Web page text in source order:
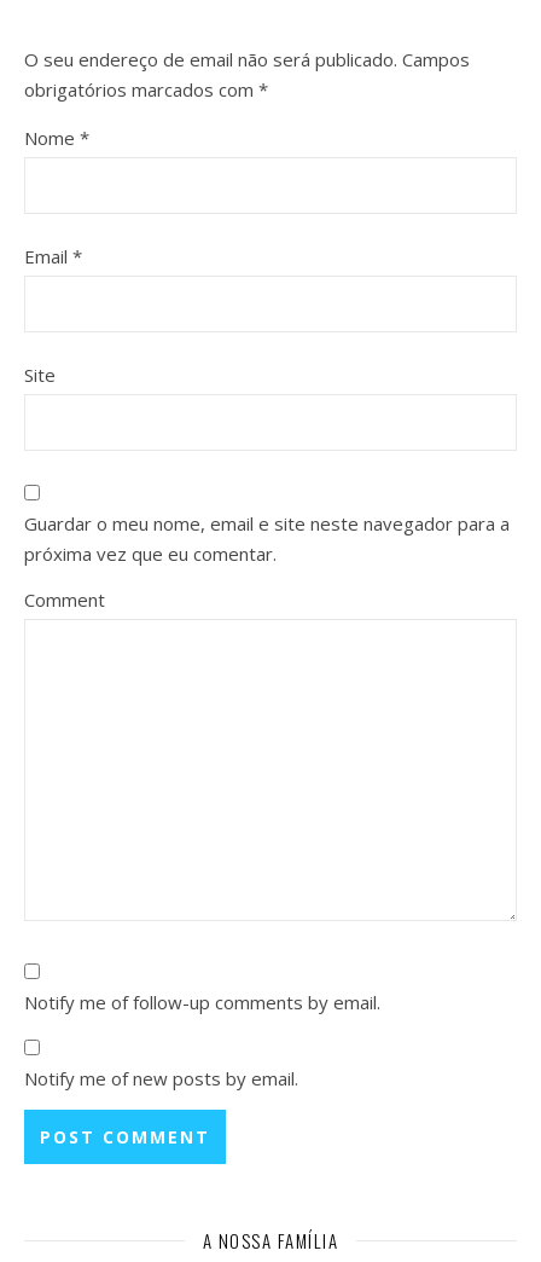
O seu endereço de email não será publicado. Campos
obrigatórios marcados com *
Nome *
Email *
Site
Guardar o meu nome, email e site neste navegador para a
próxima vez que eu comentar.
Comment
Notify me of follow-up comments by email.
Notify me of new posts by email.
A NOSSA FAMÍLIA